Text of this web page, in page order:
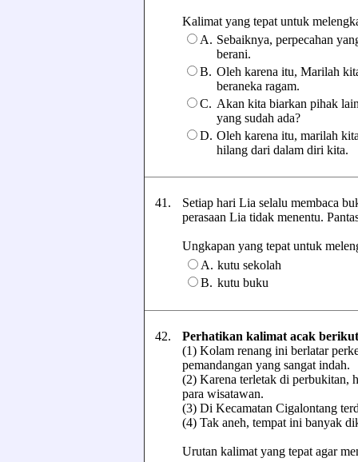
Kalimat yang tepat untuk
A. Sebaiknya, perpecahan
berani.
B. Oleh karena itu, Marilah
beraneka ragam.
C. Akan kita biarkan pihak
yang sudah ada?
D. Oleh karena itu, marilah
hilang dari dalam diri kita.
41.
Setiap hari Lia selalu membaca
perasaan Lia tidak menentu.
Ungkapan yang tepat untuk
A. kutu sekolah
B. kutu buku
42.
Perhatikan kalimat acak
(1) Kolam renang ini berlatar
pemandangan yang sangat indah.
(2) Karena terletak di perbukitan,
para wisatawan.
(3) Di Kecamatan Cigalontang
(4) Tak aneh, tempat ini banyak
Urutan kalimat yang tepat agar